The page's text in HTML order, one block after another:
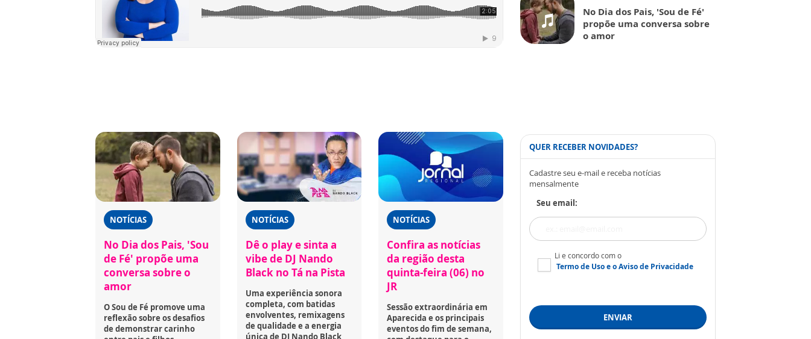
NOTÍCIAS
No Dia dos Pais, 'Sou
de Fé' propõe uma
conversa sobre o
amor
O Sou de Fé promove uma
reflexão sobre os desafios
de demonstrar carinho
NOTÍCIAS
Dê o play e sinta a
vibe de DJ Nando
Black no Tá na Pista
Uma experiência sonora
completa, com batidas
envolventes, remixagens
de qualidade e a energia
única de DJ Nando Black
NOTÍCIAS
Confira as notícias
da região desta
quinta-feira (06) no
JR
Sessão extraordinária em
Aparecida e os principais
eventos do fim de semana,
No Dia dos Pais, 'Sou de Fé'
propõe uma conversa sobre
o amor
QUER RECEBER NOVIDADES?
Cadastre seu e-mail e receba notícias
mensalmente
Seu email:
Li e concordo com o
Termo de Usoe oAviso de Privacidade
ENVIAR